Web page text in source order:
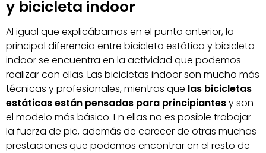
y bicicleta indoor
Al igual que explicábamos en el punto anterior, la
principal diferencia entre bicicleta estática y bicicleta
indoor se encuentra en la actividad que podemos
realizar con ellas. Las bicicletas indoor son mucho más
técnicas y profesionales, mientras que las bicicletas
estáticas están pensadas para principiantesy son
el modelo más básico. En ellas no es posible trabajar
la fuerza de pie, además de carecer de otras muchas
prestaciones que podemos encontrar en el resto de